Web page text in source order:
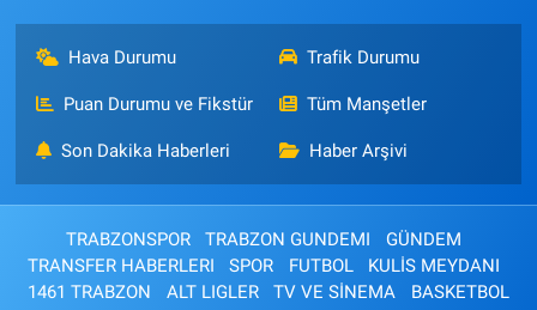
Hava Durumu Trafik Durumu
Puan Durumu ve Fikstür Tüm Manşetler
Son Dakika Haberleri Haber Arşivi
TRABZONSPOR TRABZON GUNDEMI
GÜNDEM
TRANSFER HABERLERI
SPOR FUTBOL
KULİS MEYDANI
1461 TRABZON
ALT LIGLER TV VE SİNEMA BASKETBOL